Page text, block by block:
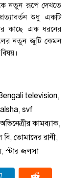
নতুন রূপে দেখতে
শুধু একটি
কাছে এক ধরনের
নতুন জুটি কেমন
television,
, svf
অভিনেত্রীর কামব্যাক,
, তোমাদের রানী,
,স্টার জলসা